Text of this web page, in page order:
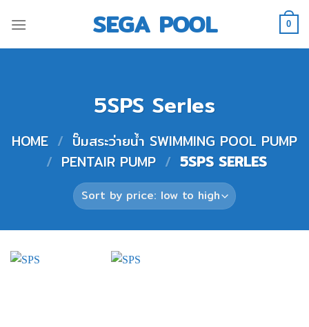
to
SEGA POOL 0
5SPS Serles
HOME / ปั๊มสระว่ายน้ำ SWIMMING POOL PUMP
/ PENTAIR PUMP / 5SPS SERLES